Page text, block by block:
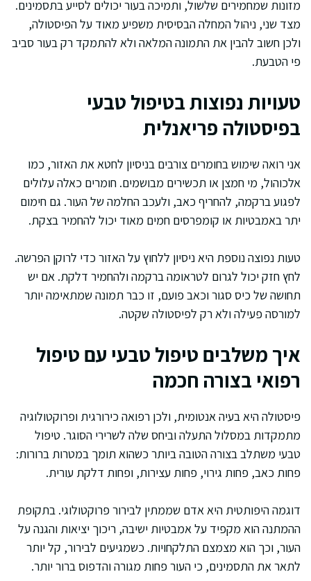
מזונות שמחמירים שלשול, ותמיכה בעור יכולים לסייע בתסמינים.
מצד שני, ניהול המחלה הבסיסית משפיע מאוד על הפיסטולה,
ולכן חשוב להבין את התמונה המלאה ולא להתמקד רק בעור סביב
פי הטבעת.
טעויות נפוצות בטיפול טבעי
בפיסטולה פריאנלית
אני רואה שימוש בחומרים צורבים בניסיון לחטא את האזור, כמו
אלכוהול, מי חמצן או תכשירים מבושמים. חומרים כאלה עלולים
לפגוע ברקמה, להחריף כאב, ולעכב החלמה של העור. גם חימום
יתר באמבטיות או קומפרסים חמים מאוד יכול להחמיר בצקת.
טעות נפוצה נוספת היא ניסיון ללחוץ על האזור כדי לרוקן הפרשה.
לחץ חזק יכול לגרום לטראומה ברקמה ולהחמיר דלקת. אם יש
תחושה של כיס סגור וכאב פועם, זו כבר תמונה שמתאימה יותר
למורסה פעילה ולא רק לפיסטולה שקטה.
איך משלבים טיפול טבעי עם טיפול
רפואי בצורה חכמה
פיסטולה היא בעיה אנטומית, ולכן רפואה כירורגית ופרוקטולוגיה
מתמקדות במסלול התעלה וביחס שלה לשרירי הסוגר. טיפול
טבעי משתלב בצורה הטובה ביותר כשהוא תומך במטרות ברורות:
פחות כאב, פחות גירוי, פחות עצירות, ופחות דלקת עורית.
דוגמה היפותטית היא אדם שממתין לבירור פרוקטולוגי. בתקופת
ההמתנה הוא מקפיד על אמבטיות ישיבה, ריכוך יציאות והגנה על
העור, וכך הוא מצמצם התלקחויות. כשמגיעים לבירור, קל יותר
לתאר את התסמינים, כי העור פחות מגורה והדפוס ברור יותר.